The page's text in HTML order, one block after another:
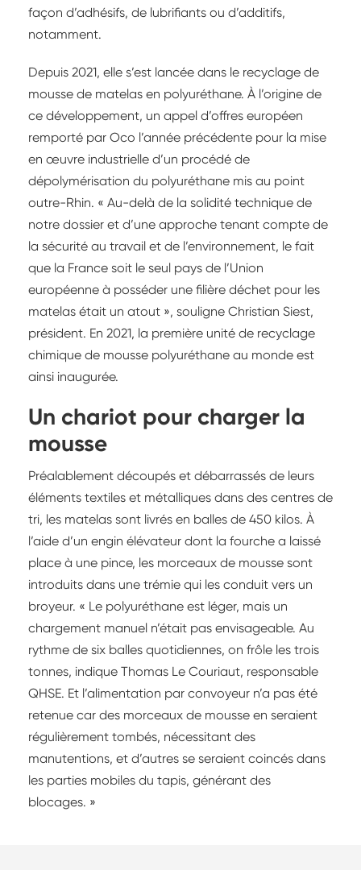
façon d’adhésifs, de lubrifiants ou d’additifs,
notamment.
Depuis 2021, elle s’est lancée dans le recyclage de
mousse de matelas en polyuréthane. À l’origine de
ce développement, un appel d’offres européen
remporté par Oco l’année précédente pour la mise
en œuvre industrielle d’un procédé de
dépolymérisation du polyuréthane mis au point
outre-Rhin. « Au-delà de la solidité technique de
notre dossier et d’une approche tenant compte de
la sécurité au travail et de l’environnement, le fait
que la France soit le seul pays de l’Union
européenne à posséder une filière déchet pour les
matelas était un atout », souligne Christian Siest,
président. En 2021, la première unité de recyclage
chimique de mousse polyuréthane au monde est
ainsi inaugurée.
Un chariot pour charger la
mousse
Préalablement découpés et débarrassés de leurs
éléments textiles et métalliques dans des centres de
tri, les matelas sont livrés en balles de 450 kilos. À
l’aide d’un engin élévateur dont la fourche a laissé
place à une pince, les morceaux de mousse sont
introduits dans une trémie qui les conduit vers un
broyeur. « Le polyuréthane est léger, mais un
chargement manuel n’était pas envisageable. Au
rythme de six balles quotidiennes, on frôle les trois
tonnes, indique Thomas Le Couriaut, responsable
QHSE. Et l’alimentation par convoyeur n’a pas été
retenue car des morceaux de mousse en seraient
régulièrement tombés, nécessitant des
manutentions, et d’autres se seraient coincés dans
les parties mobiles du tapis, générant des
blocages. »